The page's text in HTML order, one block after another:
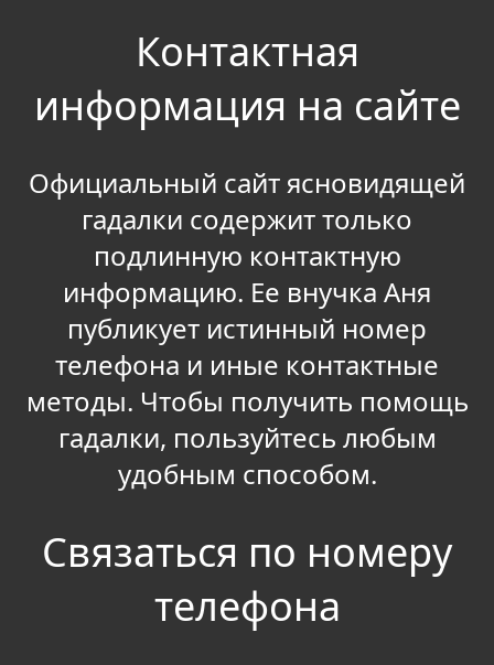
Контактная
информация на сайте
Официальный сайт ясновидящей
гадалки содержит только
подлинную контактную
информацию. Ее внучка Аня
публикует истинный номер
телефона и иные контактные
методы. Чтобы получить помощь
гадалки, пользуйтесь любым
удобным способом.
Связаться по номеру
телефона